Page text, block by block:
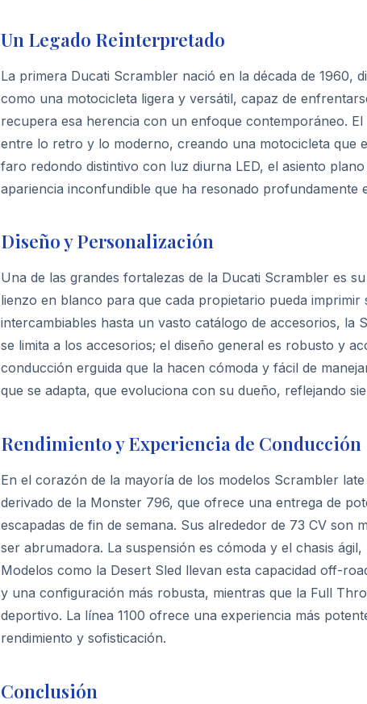
Un Legado Reinterpretado
La primera Ducati Scrambler nació en la década de 1960,
como una motocicleta ligera y versátil, capaz de
recupera esa herencia con un enfoque contemporáneo.
entre lo retro y lo moderno, creando una motocicleta que
faro redondo distintivo con luz diurna LED, el asiento
apariencia inconfundible que ha resonado profundamente
Diseño y Personalización
Una de las grandes fortalezas de la Ducati Scrambler es
lienzo en blanco para que cada propietario pueda
intercambiables hasta un vasto catálogo de accesorios, la
se limita a los accesorios; el diseño general es robusto y
conducción erguida que la hacen cómoda y fácil de
que se adapta, que evoluciona con su dueño, reflejando
Rendimiento y Experiencia de Conducción
En el corazón de la mayoría de los modelos Scrambler
derivado de la Monster 796, que ofrece una entrega de
escapadas de fin de semana. Sus alrededor de 73 CV son
ser abrumadora. La suspensión es cómoda y el chasis
Modelos como la Desert Sled llevan esta capacidad off-
y una configuración más robusta, mientras que la Full
deportivo. La línea 1100 ofrece una experiencia más
rendimiento y sofisticación.
Conclusión